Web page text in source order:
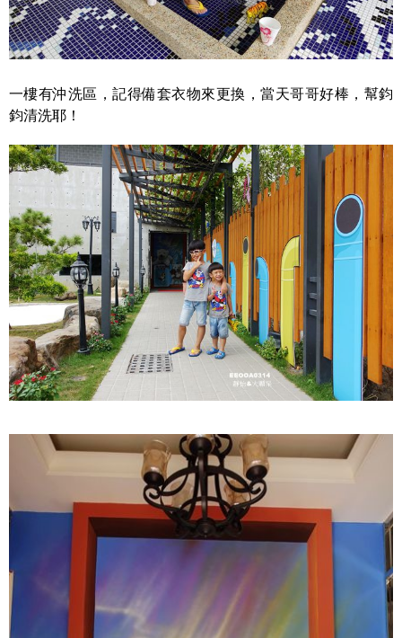
一樓有沖洗區，記得備套衣物來更換，當天哥哥好棒，幫鈞
鈞清洗耶！